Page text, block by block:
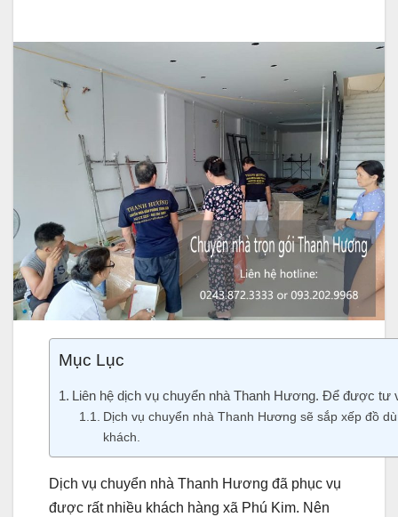
Mục Lục
Liên hệ dịch vụ chuyển nhà Thanh Hương. Để được tư
Dịch vụ chuyển nhà Thanh Hương sẽ sắp xếp đồ
khách.
Dịch vụ chuyển nhà Thanh Hương đã phục vụ
được rất nhiều khách hàng xã Phú Kim. Nên